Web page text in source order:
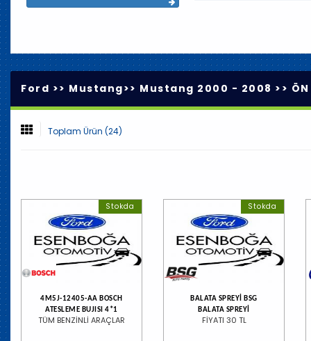
Ford >> Mustang>> Mustang 2000 - 2008 >>
Toplam Ürün (24)
Stokda
4M5J-12405-AA BOSCH
ATESLEME BUJISI 4*1
TÜM BENZİNLİ ARAÇLAR
Stokda
BALATA SPREYİ BSG
BALATA SPREYİ
FİYATI 30 TL